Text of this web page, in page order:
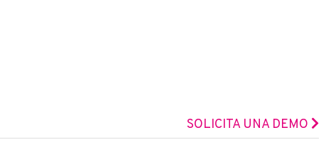
SOLICITA UNA DEMO